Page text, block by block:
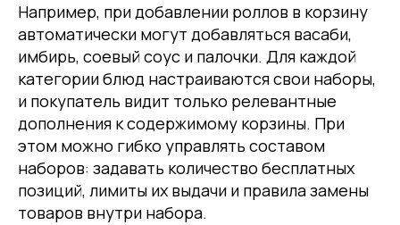
Например, при добавлении роллов в корзину
автоматически могут добавляться васаби,
имбирь, соевый соус и палочки. Для каждой
категории блюд настраиваются свои наборы,
и покупатель видит только релевантные
дополнения к содержимому корзины. При
этом можно гибко управлять составом
наборов: задавать количество бесплатных
позиций, лимиты их выдачи и правила замены
товаров внутри набора.